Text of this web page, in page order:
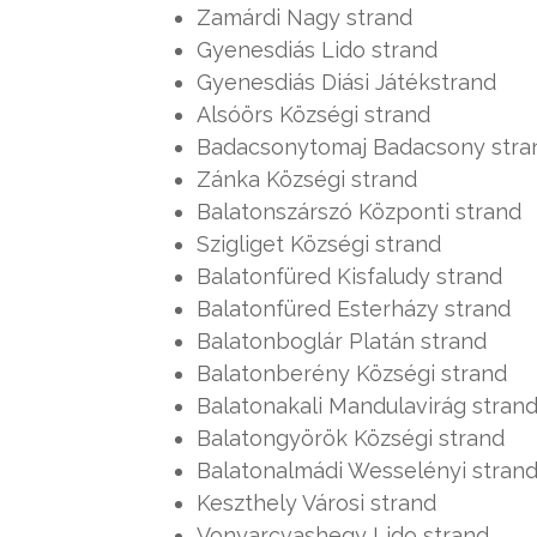
Zamárdi Nagy strand
Gyenesdiás Lido strand
Gyenesdiás Diási Játékstrand
Alsóörs Községi strand
Badacsonytomaj Badacsony
Zánka Községi strand
Balatonszárszó Központi strand
Szigliget Községi strand
Balatonfüred Kisfaludy strand
Balatonfüred Esterházy strand
Balatonboglár Platán strand
Balatonberény Községi strand
Balatonakali Mandulavirág strand
Balatongyörök Községi strand
Balatonalmádi Wesselényi strand
Keszthely Városi strand